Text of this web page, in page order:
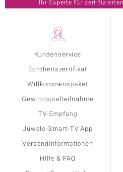
Kundenservice
Echtheitszertifikat
Willkommenspaket
Gewinnspielteilnahme
TV-Empfang
Juwelo-Smart-TV App
Versandinformationen
Hilfe & FAQ
Ihr Experte für